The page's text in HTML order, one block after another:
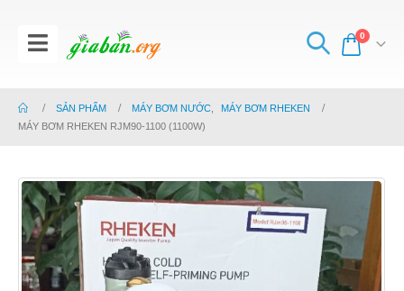
0
SẢN PHẨM MÁY BƠM NƯỚC
MÁY BƠM RHEKEN
MÁY BƠM RHEKEN RJM90-1100 (1100W)